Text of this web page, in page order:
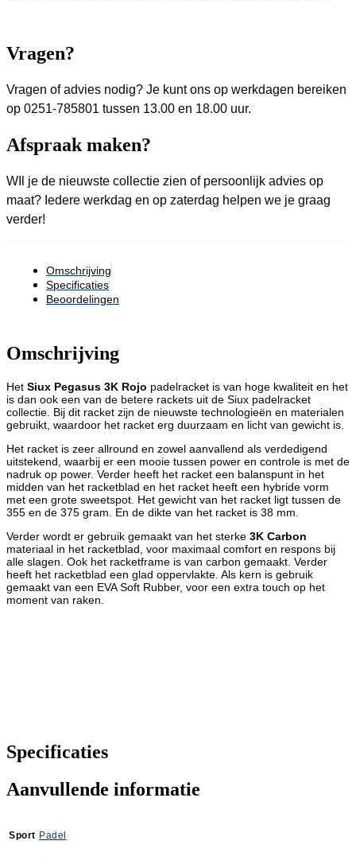
Vragen?
Vragen of advies nodig? Je kunt ons op werkdagen bereiken
op 0251-785801 tussen 13.00 en 18.00 uur.
Afspraak maken?
WIl je de nieuwste collectie zien of persoonlijk advies op
maat? Iedere werkdag en op zaterdag helpen we je graag
verder!
Omschrijving
Specificaties
Beoordelingen
Omschrijving
Het Siux Pegasus 3K Rojo padelracket is van hoge kwaliteit en het
is dan ook een van de betere rackets uit de Siux padelracket
collectie. Bij dit racket zijn de nieuwste technologieën en materialen
gebruikt, waardoor het racket erg duurzaam en licht van gewicht is.
Het racket is zeer allround en zowel aanvallend als verdedigend
uitstekend, waarbij er een mooie tussen power en controle is met de
nadruk op power. Verder heeft het racket een balanspunt in het
midden van het racketblad en het racket heeft een hybride vorm
met een grote sweetspot. Het gewicht van het racket ligt tussen de
355 en de 375 gram. En de dikte van het racket is 38 mm.
Verder wordt er gebruik gemaakt van het sterke 3K Carbon
materiaal in het racketblad, voor maximaal comfort en respons bij
alle slagen. Ook het racketframe is van carbon gemaakt. Verder
heeft het racketblad een glad oppervlakte. Als kern is gebruik
gemaakt van een EVA Soft Rubber, voor een extra touch op het
moment van raken.
Specificaties
Aanvullende informatie
Sport Padel